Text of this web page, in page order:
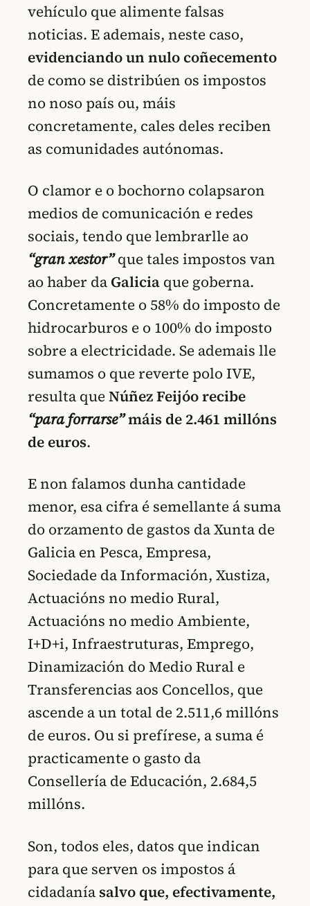
vehículo que alimente falsas
noticias. E ademais, neste caso,
evidenciando un nulo coñecemento
de como se distribúen os impostos
no noso país ou, máis
concretamente, cales deles reciben
as comunidades autónomas.
O clamor e o bochorno colapsaron
medios de comunicación e redes
sociais, tendo que lembrarlle ao
“gran xestor”que tales impostos van
ao haber da Galicia que goberna.
Concretamente o 58% do imposto de
hidrocarburos e o 100% do imposto
sobre a electricidade. Se ademais lle
sumamos o que reverte polo IVE,
resulta queNúñez Feijóo recibe
“para forrarse”máis de 2.461 millóns
de euros.
E non falamos dunha cantidade
menor, esa cifra é semellante á suma
do orzamento de gastos da Xunta de
Galicia en Pesca, Empresa,
Sociedade da Información, Xustiza,
Actuacións no medio Rural,
Actuacións no medio Ambiente,
I+D+i, Infraestruturas, Emprego,
Dinamización do Medio Rural e
Transferencias aos Concellos, que
ascende a un total de 2.511,6 millóns
de euros. Ou si prefírese, a suma é
practicamente o gasto da
Consellería de Educación, 2.684,5
millóns.
Son, todos eles, datos que indican
para que serven os impostos á
cidadanía salvo que, efectivamente,